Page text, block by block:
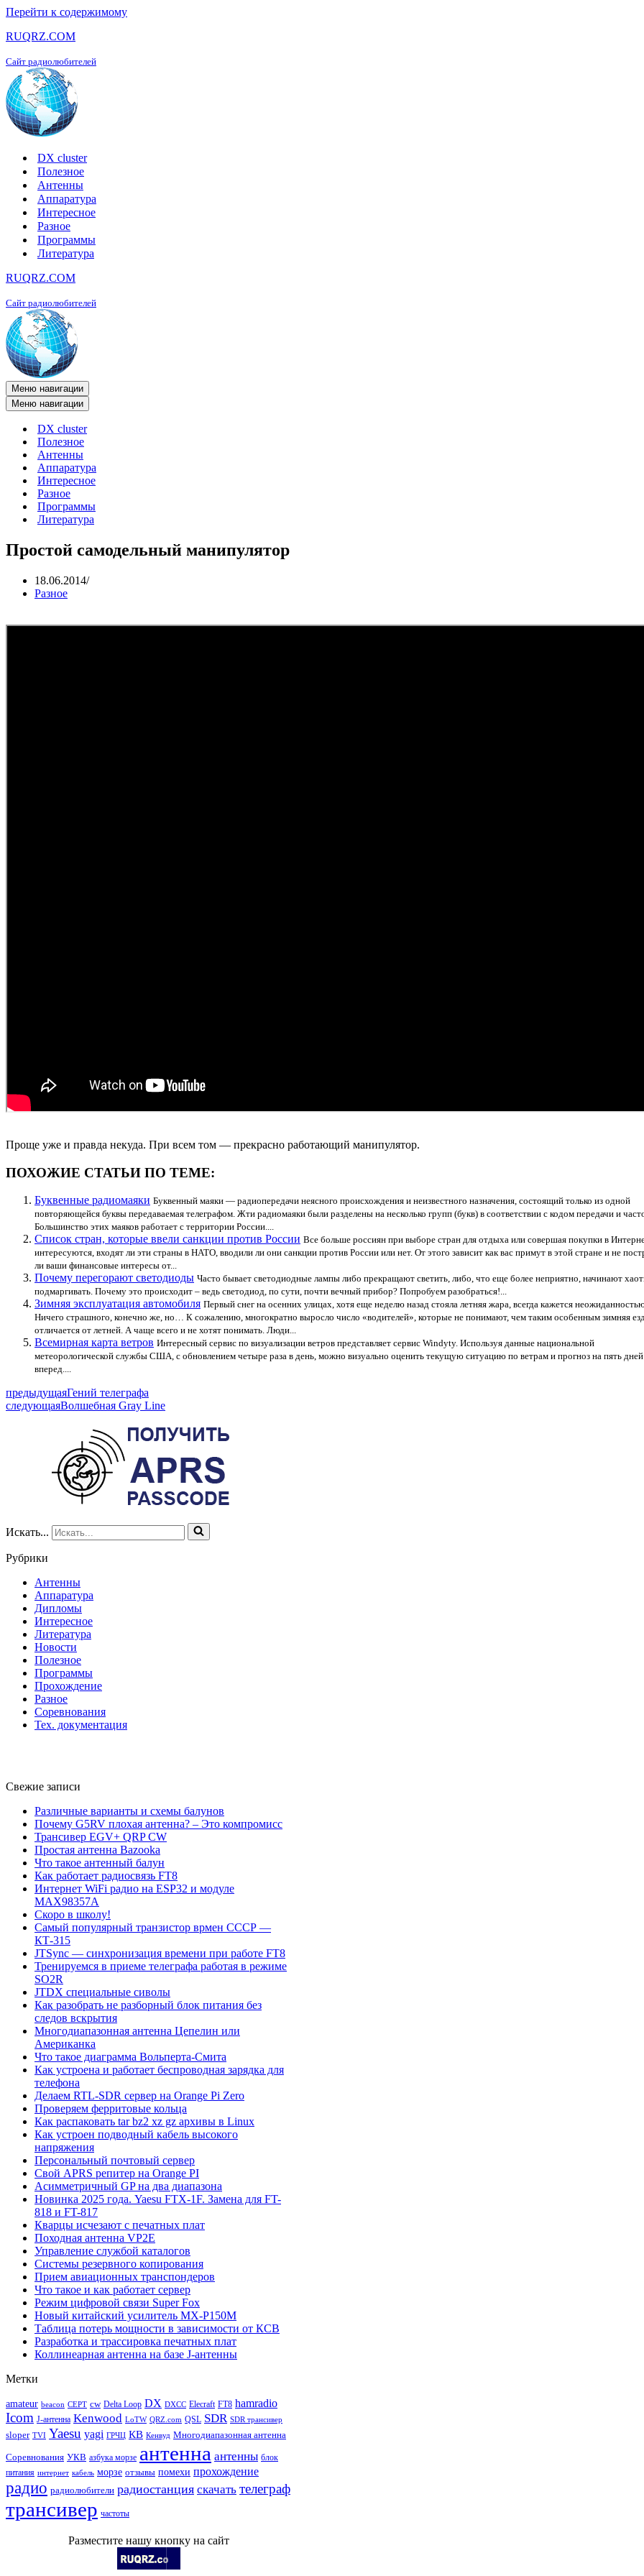
Перейти к содержимому
RUQRZ.COM
Сайт радиолюбителей
DX cluster
Полезное
Антенны
Аппаратура
Интересное
Разное
Программы
Литература
RUQRZ.COM
Сайт радиолюбителей
Меню навигации
Меню навигации
DX cluster
Полезное
Антенны
Аппаратура
Интересное
Разное
Программы
Литература
Простой самодельный манипулятор
18.06.2014
Разное
Проще уже и правда некуда. При всем том — прекрасно работающий манипулятор.
ПОХОЖИЕ СТАТЬИ ПО ТЕМЕ:
Буквенные радиомаяки Буквенный маяки — радиопередачи неясного происхождения и неизвестного назначения, состоящий только из одной
повторяющейся буквы передаваемая телеграфом. Жти радиомаяки были разделены на несколько групп (букв) в соответствии с кодом передачи и
Большинство этих маяков работает с территории России....
Список стран, которые ввели санкции против России Все больше россиян при выборе стран для отдыха или совершая покупки в
интересуются, входят ли эти страны в НАТО, вводили ли они санкции против России или нет. От этого зависит как вас примут в этой стране и не
ли ваши финансовые интересы от...
Почему перегорают светодиоды Часто бывает светодиодные лампы либо прекращают светить, либо, что еще более неприятно, начинают
подмаргивать. Почему это происходит – ведь светодиод, по сути, почти вечный прибор? Попробуем разобраться!...
Зимняя эксплуатация автомобиля Первый снег на осенних улицах, хотя еще неделю назад стояла летняя жара, всегда кажется
Ничего страшного, конечно же, но… К сожалению, многократно выросло число «водителей», которые не понимают, чем таким особенным зимняя
отличается от летней. А чаще всего и не хотят понимать. Люди...
Всемирная карта ветров Интересный сервис по визуализации ветров представляет сервис Windyty. Используя данные национальной
метеорологической службы США, с обновлением четыре раза в день, можно визуально оценить текущую ситуацию по ветрам и прогноз на пять дней
вперед....
предыдущаяГений телеграфа
следующаяВолшебная Gray Line
Искать...
Рубрики
Антенны
Аппаратура
Дипломы
Интересное
Литература
Новости
Полезное
Программы
Прохождение
Разное
Соревнования
Тех. документация
Свежие записи
Различные варианты и схемы балунов
Почему G5RV плохая антенна? – Это компромисс
Трансивер EGV+ QRP CW
Простая антенна Bazooka
Что такое антенный балун
Как работает радиосвязь FT8
Интернет WiFi радио на ESP32 и модуле
MAX98357A
Скоро в школу!
Самый популярный транзистор врмен СССР —
КТ-315
JTSync — синхронизация времени при работе FT8
Тренируемся в приеме телеграфа работая в режиме
SO2R
JTDX специальные сиволы
Как разобрать не разборный блок питания без
следов вскрытия
Многодиапазонная антенна Цепелин или
Американка
Что такое диаграмма Вольперта-Смита
Как устроена и работает беспроводная зарядка для
телефона
Делаем RTL-SDR сервер на Orange Pi Zero
Проверяем ферритовые кольца
Как распаковать tar bz2 xz gz архивы в Linux
Как устроен подводный кабель высокого
напряжения
Персональный почтовый сервер
Свой APRS репитер на Orange PI
Асимметричный GP на два диапазона
Новинка 2025 года. Yaesu FTX-1F. Замена для FT-
818 и FT-817
Кварцы исчезают с печатных плат
Походная антенна VP2E
Управление службой каталогов
Системы резервного копирования
Прием авиационных транспондеров
Что такое и как работает сервер
Режим цифровой связи Super Fox
Новый китайский усилитель MX-P150M
Таблица потерь мощности в зависимости от КСВ
Разработка и трассировка печатных плат
Коллинеарная антенна на базе J-антенны
Метки
amateur beacon CEPT cw Delta Loop DX DXCC Elecraft FT8 hamradio
Icom J-антенна Kenwood LoTW QRZ.com QSL SDR SDR трансивер
sloper TVI Yaesu yagi ГРЧЦ КВ Кенвуд Многодиапазонная антенна
Соревнования УКВ азбука морзе антенна антенны блок
питания интернет кабель морзе отзывы помехи прохождение
радио радиолюбители радиостанция скачать телеграф
трансивер частоты
Разместите нашу кнопку на сайт